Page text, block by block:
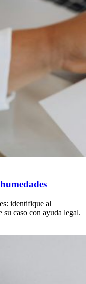
identifique al
su caso con ayuda legal.